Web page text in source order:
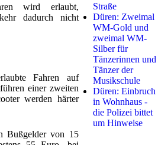
wird erlaubt,
dadurch nicht
Fahren auf
einer zweiten
werden härter
Bußgelder von 15
Straße
Düren: Zweimal
WM-Gold und
zweimal WM-
Silber für
Tänzerinnen und
Tänzer der
Musikschule
Düren: Einbruch
in Wohnhaus -
die Polizei bittet
um Hinweise